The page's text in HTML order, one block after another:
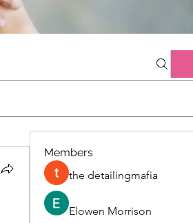
Members
the detailingmafia
Elowen Morrison